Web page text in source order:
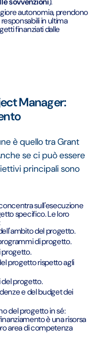
autonomia, prendono
in ultima
finanziati dalle
Manager:
è quello tra Grant
se ci può essere
principali sono
sull'esecuzione
specifico. Le loro
del progetto.
di progetto.
progetto.
progetto rispetto agli
del progetto.
e del budget dei
del progetto in sé:
è una risorsa
area di competenza